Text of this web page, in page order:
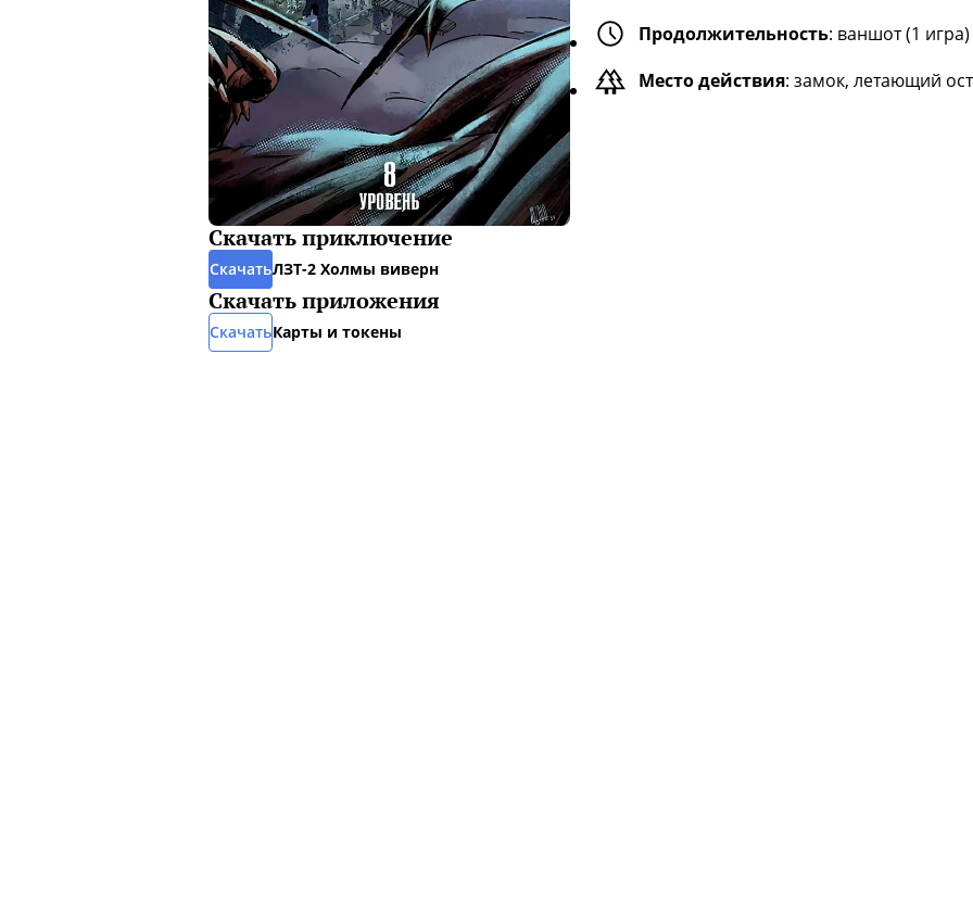
Скачать приключение
СкачатьЛЗТ-2 Холмы виверн
Скачать приложения
СкачатьКарты и токены
Продолжительность: ваншот (1 игра)
Место действия: замок, летающий